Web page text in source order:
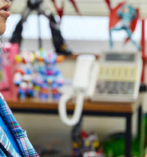
ームス
BEAMS
#Tシャツ
#アートフェア
ンタメ